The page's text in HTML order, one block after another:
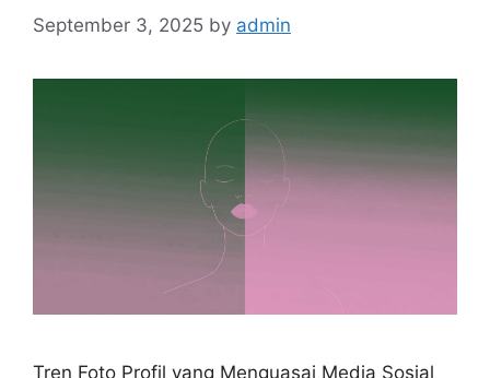
September 3, 2025 by admin
Tren Foto Profil yang Menguasai Media Sosial